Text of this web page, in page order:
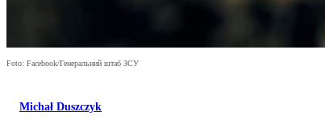
Foto: Facebook/Генеральний штаб ЗСУ
Michał Duszczyk